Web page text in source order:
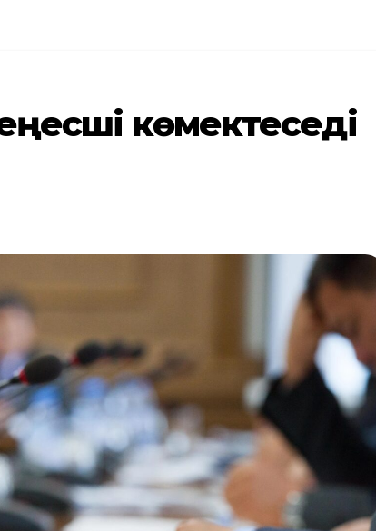
көмектеседі